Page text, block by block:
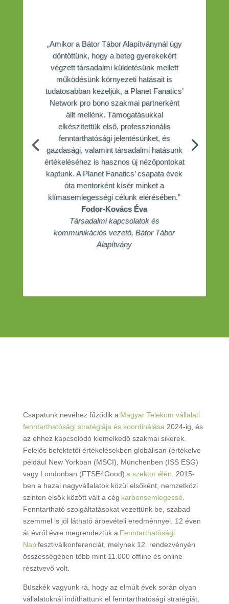
„Amikor a Bátor Tábor Alapítványnál úgy
döntöttünk, hogy a beteg gyerekekért
végzett társadalmi küldetésünk mellett
működésünk környezeti hatásait is
tudatosabban kezeljük, a Planet Fanatics’
Network pro bono szakmai partnerként
állt mellénk. Támogatásukkal
elkészítettük első, professzionális
fenntarthatósági jelentésünket, és
gazdasági, valamint társadalmi hatásunk
értékeléséhez is hasznos új nézőpontokat
kaptunk. A Planet Fanatics’ csapata évek
óta mentorként kísér minket a
klímasemlegességi célunk elérésében.”
Fodor-Kovács Éva
Társadalmi kapcsolatok és
kommunikációs vezető, Bátor Tábor
Alapítvány
Csapatunk nevéhez fűződik a Magyar Telekom vállalati
fenntarthatósági stratégiája és koordinálása2024-ig, és
az ehhez kapcsolódó kiemelkedő szakmai sikerek.
Felelős befektetői értékelésekben globálisan (értékelve
például New Yorkban (MSCI), Münchenben (ISS ESG)
vagy Londonban (FTSE4Good) a szektor élén. 2015-
ben a hazai nagyvállalatok közül elsőként, nemzetközi
szinten elsők között vált a cég karbonsemlegessé.
Fenntartható szolgáltatásokat vezettünk be, szabad
szemmel is jól látható árbevételieredménnyel. 12 éven
át évről évre megrendeztük a Fenntarthatósági
Napfesztiválkonferenciát, melynek 12. rendezvényén
összességében több mint 11.000 offline és online
résztvevő volt.
Büszkék vagyunk rá, hogy az elmúlt évek során olyan
vállalatoknál indíthattunk el fenntarthatósági stratégiát,